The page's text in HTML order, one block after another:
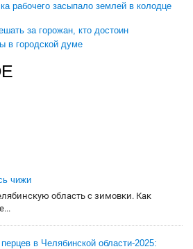
рабочего засыпало землей в колодце
за горожан, кто достоин
в городской думе
чижи
область с зимовки. Как
в Челябинской области-2025: